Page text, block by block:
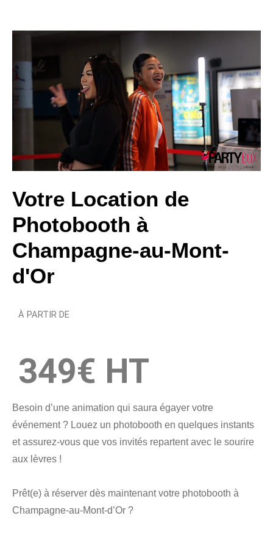
Votre Location de
Photobooth à
Champagne-au-Mont-
d'Or
À PARTIR DE
349€ HT​
Besoin d’une animation qui saura égayer votre
événement ? Louez un photobooth en quelques instants
et assurez-vous que vos invités repartent avec le sourire
aux lèvres !
Prêt(e) à réserver dès maintenant votre photobooth à
Champagne-au-Mont-d’Or ?